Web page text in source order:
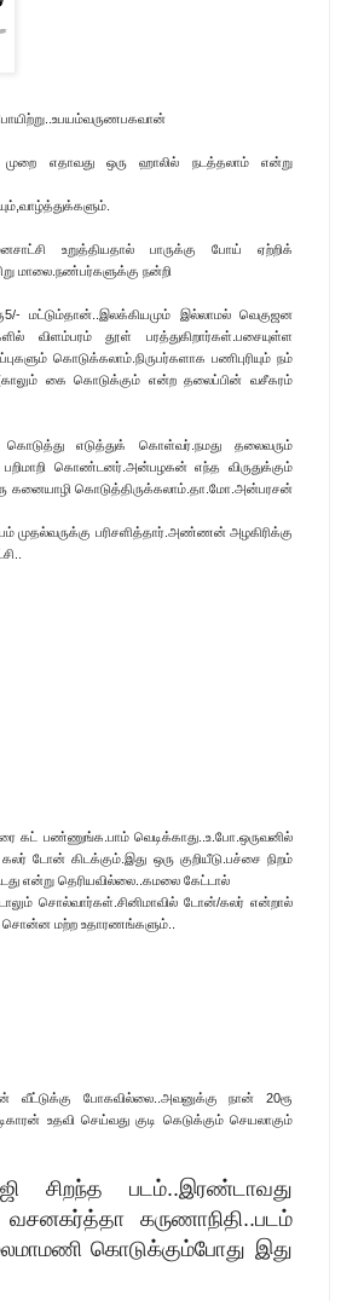
முறை எதாவது ஒரு ஹாலில் நடத்தலாம் என்று
உறுத்தியதால் பாருக்கு போய் ஏற்றிக்
மாலை.நண்பர்களுக்கு நன்றி
மட்டும்தான்..இலக்கியமும் இல்லாமல் வெகுஜன
விளம்பரம் தூள் பரத்துகிறார்கள்.பசையுள்ள
கொடுக்கலாம்.நிருபர்களாக பணிபுரியும் நம்
கை கொடுக்கும் என்ற தலைப்பின் வசீகரம்
எடுத்துக் கொள்வர்.நமது தலைவரும்
கொண்டனர்.அன்பழகன் எந்த விருதுக்கும்
ஒரு கனையாழி கொடுத்திருக்கலாம்.தா.மோ.அன்பரசன்
முதல்வருக்கு பரிசளித்தார்.அண்ணன் அழகிரிக்கு
கட் பண்ணுங்க.பாம் வெடிக்காது..உ.போ.ஒருவனில்
டோன் கிடக்கும்.இது ஒரு குறியீடு.பச்சை நிறம்
என்று தெரியவில்லை..கமலை கேட்டால்
சொல்வார்கள்.சினிமாவில் டோன்/கலர் என்றால்
மற்ற உதாரணங்களும்..
வீட்டுக்கு போகவில்லை..அவனுக்கு நான் 20ரூ
உதவி செய்வது குடி கெடுக்கும் செயலாகும்
சிறந்த படம்..இரண்டாவது
கருணாநிதி..படம்
கொடுக்கும்போது இது